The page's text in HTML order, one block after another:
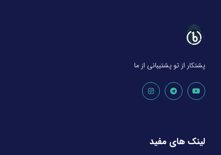
پشتکار از تو پشتیبانی از ما
لینک های مفید